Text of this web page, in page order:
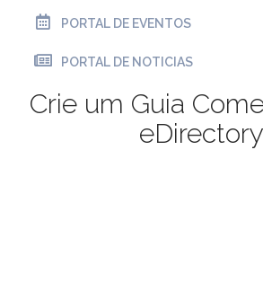
PORTAL DE EVENTOS
PORTAL DE NOTICIAS
Crie um Guia
eDirectory